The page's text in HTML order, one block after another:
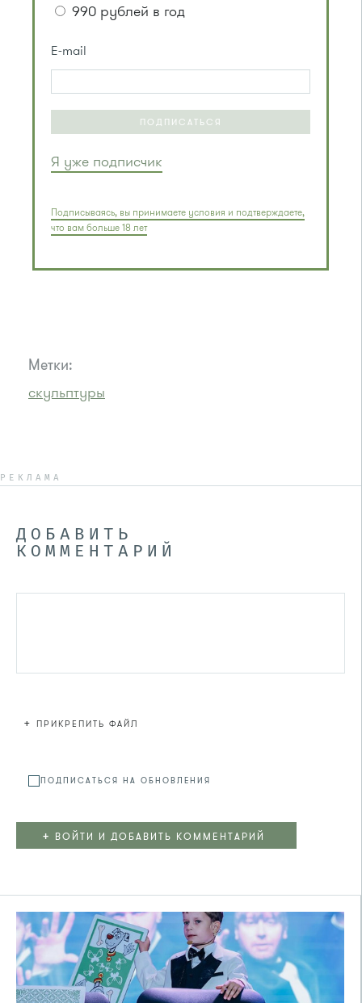
990 рублей в год
E-mail
ПОДПИСАТЬСЯ
Я уже подписчик
Подписываясь, вы принимаете условия и подтверждаете,
что вам больше 18 лет
Метки:
скульптуры
РЕКЛАМА
ДОБАВИТЬ
КОММЕНТАРИЙ
+ ПРИКРЕПИТЬ ФАЙЛ
ПОДПИСАТЬСЯ НА ОБНОВЛЕНИЯ
+ ВОЙТИ И ДОБАВИТЬ КОММЕНТАРИЙ